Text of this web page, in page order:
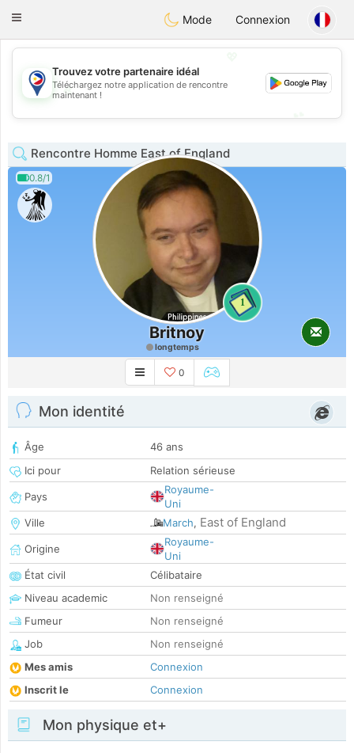
PhilippinesChat
Toggle
Mode Connexion
💖
💕
Trouvez votre partenaire idéal
Téléchargez notre application de rencontre
maintenant !
Rencontre Homme East of England
0.8/1
1
Britnoy
longtemps
0
Mon identité
Âge
46 ans
Ici pour
Relation sérieuse
Pays
Royaume-
Uni
Ville
March, East of England
Origine
Royaume-
Uni
État civil
Célibataire
Niveau academic
Non renseigné
Fumeur
Non renseigné
Job
Non renseigné
Mes amis
Connexion
Inscrit le
Connexion
Mon physique et+